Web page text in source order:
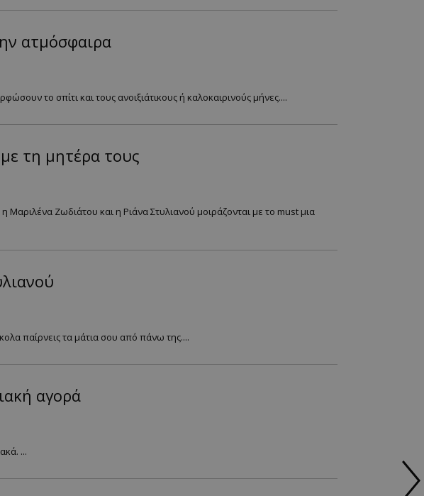
ατμόσφαιρα
το σπίτι και τους ανοιξιάτικους ή καλοκαιρινούς μήνες....
τη μητέρα τους
Ζωδιάτου και η Ριάνα Στυλιανού μοιράζονται με το must μια
παίρνεις τα μάτια σου από πάνω της....
αγορά
...